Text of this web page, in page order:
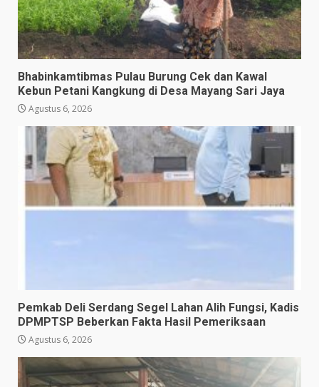
Bhabinkamtibmas Pulau Burung Cek dan Kawal
Kebun Petani Kangkung di Desa Mayang Sari Jaya
Agustus 6, 2026
Pemkab Deli Serdang Segel Lahan Alih Fungsi, Kadis
DPMPTSP Beberkan Fakta Hasil Pemeriksaan
Agustus 6, 2026